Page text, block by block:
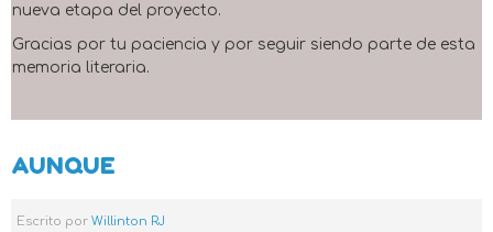
nueva etapa del proyecto.
Gracias por tu paciencia y por seguir siendo parte de esta
memoria literaria.
AUNQUE
Escrito por Willinton RJ